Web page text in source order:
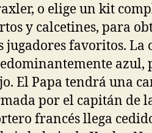
o elige un kit
y calcetines, para
jugadores favoritos. La
azul,
El Papa tendrá una
por el capitán de
francés llega